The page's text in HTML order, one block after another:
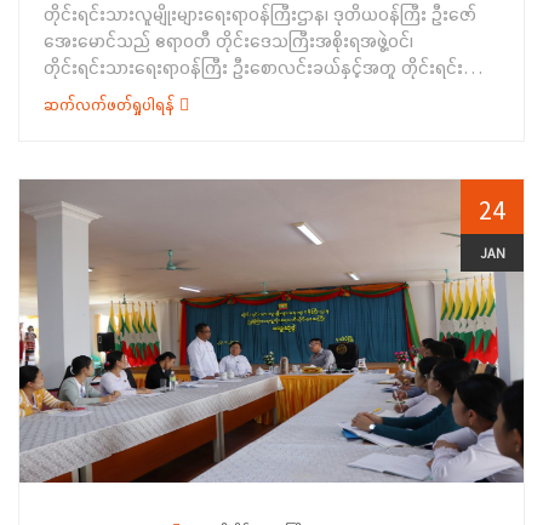
ဆပ်ကော်မတီ ဥက္ကဋ္ဌ၊ တိုင်းရင်းသားလူမျိုးများရေးရာဝန်ကြီးဌာန
ဒုတိယဝန်ကြီး ဦးဇော်အေးမောင်က အဖွင့်အမှာစကား ပြောကြား
ရာတွင်&nbsp; ယဉ်ကျေးမှုနှင့်ဘာသာရေးသည် နိုင်ငံတစ်နိုင်ငံရဲ့
ဝိသေသလက္ခဏာကို သတ်မှတ် ဖော်ပြနိုင်တာဖြစ်တဲ့အတွက် မိမိတို့ရဲ့
များဟာ အရေးပါပြီး မဖြစ် မနေ ဆောင်ရွက်ရမည့် လုပ်ငန်းများဖြစ်
ပါကြောင်း၊ နိုင်ငံရဲ့တည်ငြိမ်မှု၊ ငြိမ်းချမ်းမှုနဲ့ စည်းလုံးညီညွတ်မှု တို့
အတွက်လည်း ယဉ်ကျေးမှုနှင့်ဘာသာရေးက အဓိကဖော်ဆောင်ပေး
နိုင်ပါကြောင်း၊ ရိုးရာယဉ်ကျေးမှု အမွေအနှစ်များကို ထိန်းသိမ်းမြှင့်
တင်ပေးခြင်း၊ တိုင်းရင်းသားများရဲ့ ယုံကြည်ကိုးကွယ်ရာဘာသာများကို
ထောက်ပံ့ကူညီပေးခြင်း၊ ဘာသာ၊ သာသနာပြန့်ပွားစေခြင်းတို့ဖြင့်
တိုင်းရင်းသားလူငယ်များကို ဗလ ငါးတန်နဲ့ပြည်စုံတဲ့ လူငယ်များ
ဖြစ်လာစေရေး ပျိုးထောင်ရာမှာ အထောက်အကူပြုမှာဖြစ်ပါကြောင်း၊
ဆပ်ကော်မတီဝင်ဌာနများအနေဖြင့် ၂၀၂၃-၂၀၂၄ ဘဏ္ဍာရေးနှစ်
အတွင်း ဆောင်ရွက်ရန်ကျန်ရှိနေသေး သည့် လုပ်ငန်းများကို
သတ်မှတ်ချိန်အတွင်းပြီးမြောက်စေရန်နှင့် ၂၀၂၄-၂၀၂၅
ဘဏ္ဍာရေးနှစ်အတွက် လျာထား လုပ်ငန်းစီမံကိန်းများကို အပြည့်အဝ
တိုင်းရင်းသားလူမျိုးများရေးရာဝန်ကြီးဌာန၊ ဒုတိယဝန်ကြီး ဦးဇော်
အေးမောင်သည် ဧရာဝတီ တိုင်းဒေသကြီးအစိုးရအဖွဲ့ဝင်၊
တိုင်းရင်းသားရေးရာဝန်ကြီး ဦးစောလင်းခယ်နှင့်အတူ တိုင်းရင်းသား
စာပေနှင့်ယဉ်ကျေးမှုဦးစီးဌာန၊ ဒုတိယညွှန်ကြားရေးမှူးချုပ်နှင့်
တာဝန်ရှိသူများလိုက်ပါလျက် ဇန်နဝါရီ လ(၂၂)ရက်နေ့ နေ့လယ်ပိုင်း
ခန်းမ၌ ဧရာဝတီတိုင်းဒေသကြီးအတွင်းရှိ ကရင်/ရခိုင်/ချင်း
တိုင်းရင်းသားစာပေနှင့်ယဉ်ကျေးမှုအသင်းများ နှင့် တိုင်းရင်းသား
လူမှုရေးအသင်းများအား တွေ့ဆုံဆွေးနွေးခဲ့ပါသည်။ပထမဦးစွာ
ဒုတိယဝန်ကြီး ဦးဇော်အေးမောင်က တွေ့ဆုံအမှာစကားပြောကြား
ရာတွင် ဧရာဝတီ တိုင်းဒေသကြီးသည် ရေခံ၊ မြေခံကောင်းပြီး တည်
ငြိမ်းအေးချမ်းသော တိုင်းဒေသကြီးဖြစ်သည့်အတွက် တိုင်းရင်းသား
များ၏ လူမှုစီးပွားဘဝတိုးတက်မြင့်မားအောင် ဆောင်ရွက်နိုင်ပါ
ကြောင်း၊ ကမ္ဘာ့ပထဝီ နိုင်ငံရေး၊ မြန်မာ့နိုင်ငံရေးသမိုင်း နောက်ခံ
အချက်အလက်များကို သိရှိထားနိုင်ရန်နှင့် သင်ခန်းစာများ ရယူနိုင်ရန်
လိုအပ်ပါကြောင်း၊ လက်ရှိကမ္ဘာ့ပထဝီနိုင်ငံရေးက မြန်မာနိုင်ငံ
အပေါ်သက်ရောက်မှုများ၊ အဆိုပါ သက်ရောက်မှုများအပေါ်
တိုင်းရင်းသားများက စည်းလုံးညီညွတ်စွာဖြင့် အမျိုးသားလုံခြုံရေးနှင့်
ကြောင်း၊ နိုင်ငံတော်ကဆောင်ရွက်နေ သည့် ငြိမ်းချမ်းစေရေးနှင့်
ဆက်လက်ဖတ်ရှုပါရန်
24
JAN